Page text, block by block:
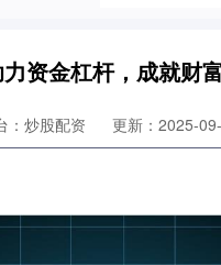
资金杠杆，成就财
：炒股配资 更新：2025-